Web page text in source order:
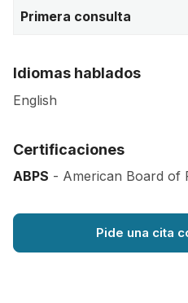
Primera consulta
Idiomas hablados
English
Certificaciones
ABPS - American Board of
Pide una cita